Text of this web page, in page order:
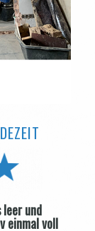
und
einmal voll